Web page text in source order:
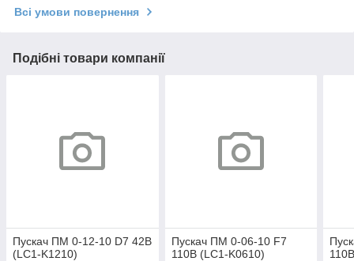
Всі умови повернення
Подібні товари компанії
Пускач ПМ 0-12-10 D7 42В
(LC1-K1210)
Пускач ПМ 0-06-10 F7
110В (LC1-K0610)